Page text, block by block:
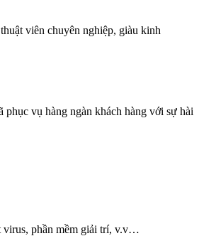
viên chuyên nghiệp, giàu kinh
vụ hàng ngàn khách hàng với sự hài
virus, phần mềm giải trí, v.v…